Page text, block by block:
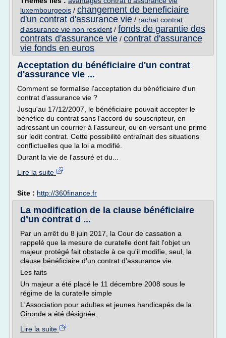
luxembourgeois / changement de beneficiaire
d'un contrat d'assurance vie / rachat contrat
d'assurance vie non resident / fonds de garantie des
contrats d'assurance vie / contrat d'assurance
vie fonds en euros
Acceptation du bénéficiaire d'un contrat
d'assurance vie ...
Comment se formalise l'acceptation du bénéficiaire d'un
contrat d'assurance vie ?
Jusqu'au 17/12/2007, le bénéficiaire pouvait accepter le
bénéfice du contrat sans l'accord du souscripteur, en
adressant un courrier à l'assureur, ou en versant une prime
sur ledit contrat. Cette possibilité entraînait des situations
conflictuelles que la loi a modifié.
Durant la vie de l'assuré et du...
Lire la suite
Site : http://360finance.fr
La modification de la clause bénéficiaire
d’un contrat d ...
Par un arrêt du 8 juin 2017, la Cour de cassation a
rappelé que la mesure de curatelle dont fait l'objet un
majeur protégé fait obstacle à ce qu'il modifie, seul, la
clause bénéficiaire d'un contrat d'assurance vie.
Les faits
Un majeur a été placé le 11 décembre 2008 sous le
régime de la curatelle simple
L'Association pour adultes et jeunes handicapés de la
Gironde a été désignée...
Lire la suite